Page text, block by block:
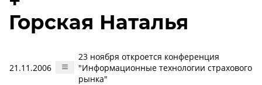
Горская Наталья
21.11.2006
23 ноября откроется конференция
"Информационные технологии страхового
рынка"